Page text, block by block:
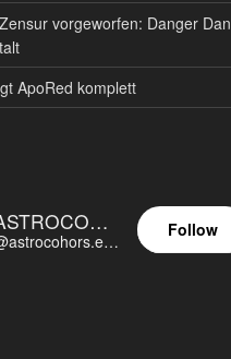
vorgeworfen: Danger Dan
ApoRed komplett
ASTROCOHORS EUNOIA ULTIMA
@astrocohors.eu@astrocohors.eu
Follow